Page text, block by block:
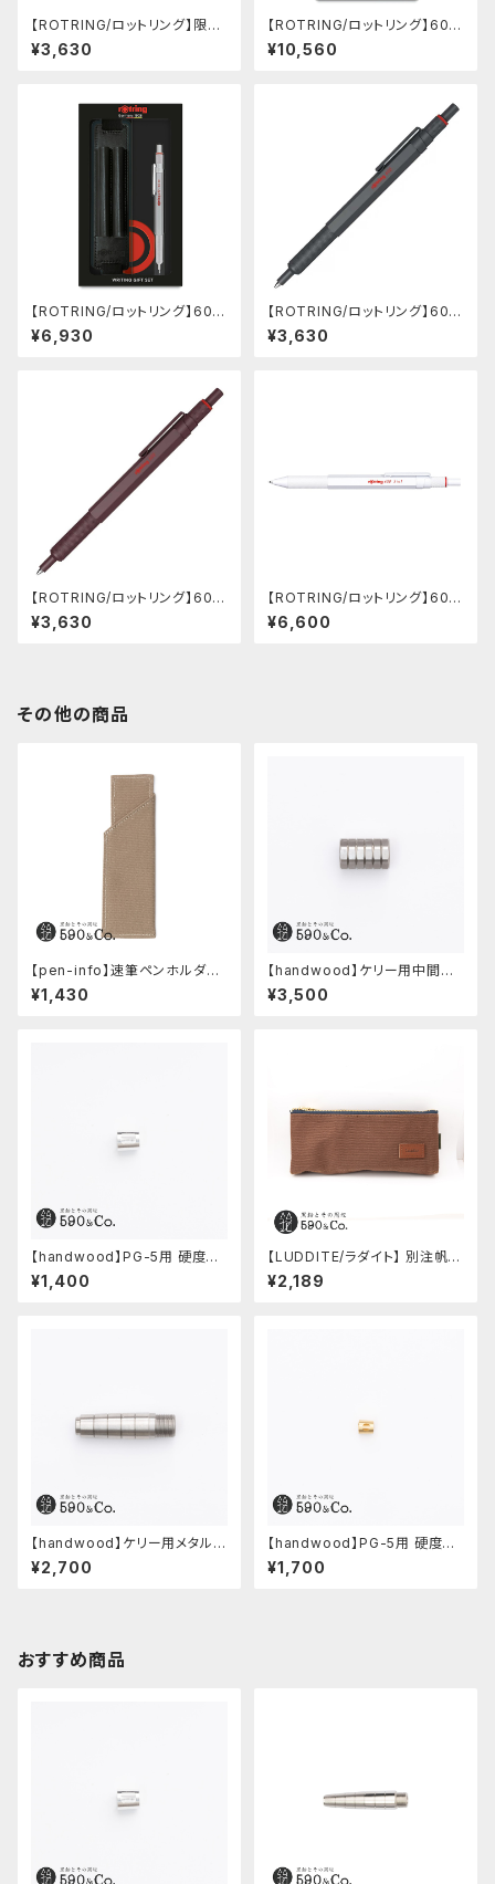
【ROTRING/ロットリング】限定
色 600 製図用シャープペンシ
ル(0.5mm/ミント)
¥3,630
【ROTRING/ロットリング】600
ギフトセット (シャープペンシル
0.5mm＆ボールペン/ブラック)
¥10,560
【ROTRING/ロットリング】600
ギフトセット (シャープペンシル
0.5mm/シルバー)
¥6,930
【ROTRING/ロットリング】600
ボールペン(ダークストーン)
¥3,630
【ROTRING/ロットリング】600
ボールペン(チョコトリュフ)
¥3,630
【ROTRING/ロットリング】600
3 in 1 (ホワイト)
¥6,600
その他の商品
【pen-info】速筆ペンホルダー
590&Co.別注色 (ベージュ)
¥1,430
【handwood】ケリー用中間パ
ーツ/カスタムグリップ (八角形/
ステンレス)
¥3,500
【handwood】PG-5用 硬度表
示窓 (アルミ/長方形)
¥1,400
【LUDDITE/ラダイト】 別注帆布
ベンディペンケース (コーヒー)
¥2,189
【handwood】ケリー用メタルグ
¥2,700
【handwood】PG-5用 硬度表
示窓 (真鍮/丸窓)
¥1,700
おすすめ商品